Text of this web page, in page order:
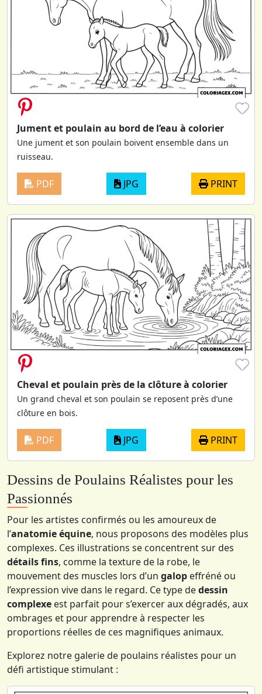
♥
Jument et poulain au bord de l’eau à colorier
Une jument et son poulain boivent ensemble dans un
ruisseau.
PDF JPG PRINT
♥
Cheval et poulain près de la clôture à colorier
Un grand cheval et son poulain se reposent près d’une
clôture en bois.
PDF JPG PRINT
Dessins de Poulains Réalistes pour les
Passionnés
Pour les artistes confirmés ou les amoureux de
l’anatomie équine, nous proposons des modèles plus
complexes. Ces illustrations se concentrent sur des
détails fins, comme la texture de la robe, le
mouvement des muscles lors d’un galop effréné ou
l’expression vive dans le regard. Ce type dedessin
complexe est parfait pour s’exercer aux dégradés, aux
ombrages et pour apprendre à respecter les
proportions réelles de ces magnifiques animaux.
Explorez notre galerie de poulains réalistes pour un
défi artistique stimulant :